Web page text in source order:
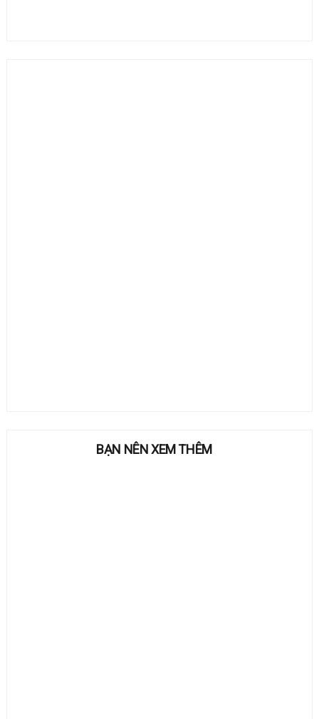
BẠN NÊN XEM THÊM